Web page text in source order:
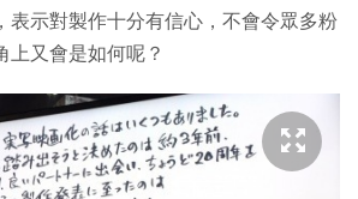
表示對製作十分有信心，不會令眾多粉
上又會是如何呢？